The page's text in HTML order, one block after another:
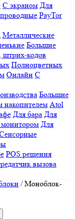
С экраном Для
PayTor
Металлические
Большие
штрих-кодов
Полноцветных
Онлайн С
Большие
Atol
Для бара Для
монитором Для
POS решения
вызова
/Моноблок-